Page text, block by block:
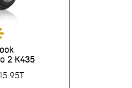
2 K435
95T